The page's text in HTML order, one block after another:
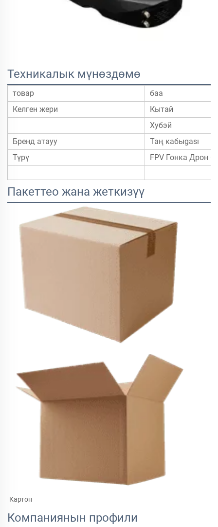
Техникалык мүнөздөмө
товар
баа
Келген жери
Кытай
Хубэй
Бренд атауу
Таң кабыgası
Түрү
FPV Гонка Дрон
Пакеттео жана жеткизүү
Картон
Компаниянын профили